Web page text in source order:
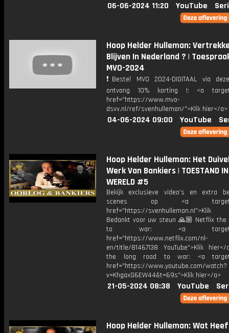
06-06-2024 11:20 YouTube
Hoop Helder Hulleman:
Blijven In Nederland ? |
MVO-2024
❗️Bestel MVO 2024-DIGITAAL via
ontvang 10% korting !: <a
href="https://www.mvo-
dsvv.nl/ref/svenhulleman/">Klik hier</a>
04-06-2024 09:00 YouTube
Hoop Helder Hulleman: Het
Werk Van Bankiers | TOESTAND IN
WERELD #5
Bekijk exclusieve video’s en extra
scenes op <a
href="https://svenhulleman.nl">Klik
Bedankt voor uw steun 🙏🏼 Netflix the
to war: <a
href="https://www.netflix.com/nl-
en/title/81467138 YouTube">Klik
the long road to war: <a
href="https://www.youtube.com/watch?
v=KhgaxG6EW44&t=69s">Klik hier</a>
21-05-2024 08:38 YouTube
Hoop Helder Hulleman: Wat